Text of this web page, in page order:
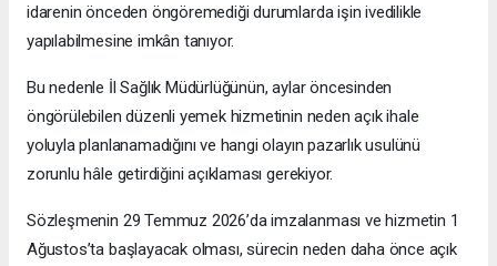
idarenin önceden öngöremediği durumlarda işin ivedilikle
yapılabilmesine imkân tanıyor.
Bu nedenle İl Sağlık Müdürlüğünün, aylar öncesinden
öngörülebilen düzenli yemek hizmetinin neden açık ihale
yoluyla planlanamadığını ve hangi olayın pazarlık usulünü
zorunlu hâle getirdiğini açıklaması gerekiyor.
Sözleşmenin 29 Temmuz 2026’da imzalanması ve hizmetin 1
Ağustos’ta başlayacak olması, sürecin neden daha önce açık